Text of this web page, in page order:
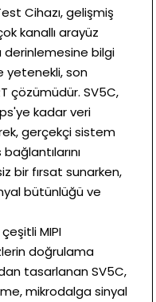
Cihazı, gelişmiş
kanallı arayüz
derinlemesine bilgi
yetenekli, son
çözümüdür. SV5C,
kadar veri
gerçekçi sistem
bir fırsat sunarken,
bütünlüğü ve
MIPI
doğrulama
tasarlanan SV5C,
mikrodalga sinyal